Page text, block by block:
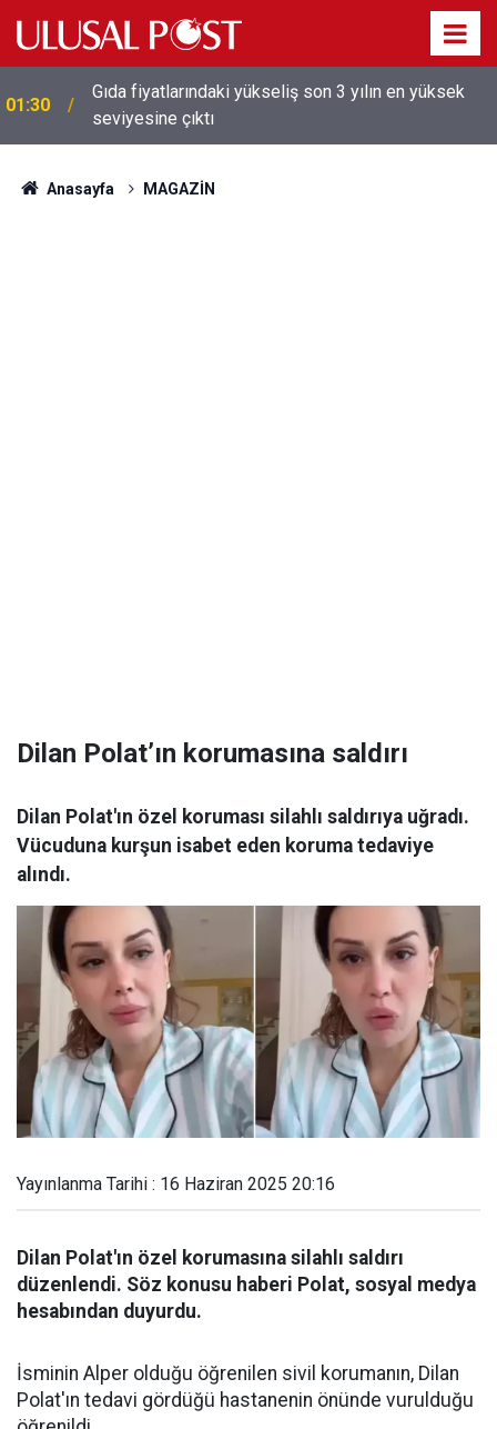
01:30
Gıda fiyatlarındaki yükseliş son 3 yılın en yüksek
seviyesine çıktı
Anasayfa MAGAZİN
Dilan Polat’ın korumasına saldırı
Dilan Polat'ın özel koruması silahlı saldırıya uğradı.
Vücuduna kurşun isabet eden koruma tedaviye
alındı.
Yayınlanma Tarihi : 16 Haziran 2025 20:16
Dilan Polat'ın özel korumasına silahlı saldırı
düzenlendi. Söz konusu haberi Polat, sosyal medya
hesabından duyurdu.
İsminin Alper olduğu öğrenilen sivil korumanın, Dilan
Polat'ın tedavi gördüğü hastanenin önünde vurulduğu